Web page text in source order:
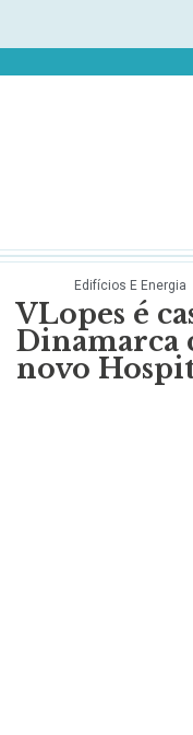
Edifícios E Energia
VLopes é
Dinamarca
novo